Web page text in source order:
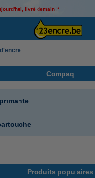
livré demain !*
Compaq
Produits populaires